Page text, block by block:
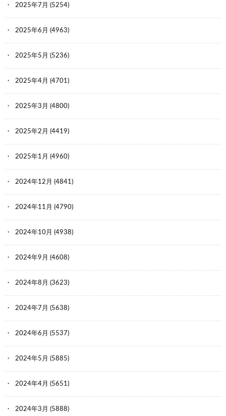
2025年7月 (5254)
2025年6月 (4963)
2025年5月 (5236)
2025年4月 (4701)
2025年3月 (4800)
2025年2月 (4419)
2025年1月 (4960)
2024年12月 (4841)
2024年11月 (4790)
2024年10月 (4938)
2024年9月 (4608)
2024年8月 (3623)
2024年7月 (5638)
2024年6月 (5537)
2024年5月 (5885)
2024年4月 (5651)
2024年3月 (5888)